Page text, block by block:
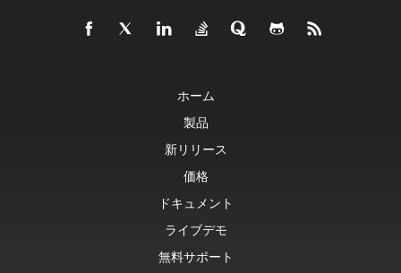
ホーム
製品
新リリース
価格
ドキュメント
ライブデモ
無料サポート